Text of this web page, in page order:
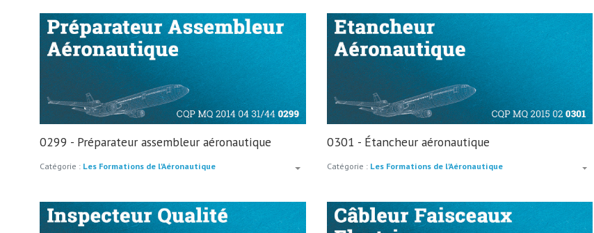
0299 - Préparateur assembleur aéronautique
Catégorie : Les Formations de l'Aéronautique
0301 - Étancheur aéronautique
Catégorie : Les Formations de l'Aéronautique